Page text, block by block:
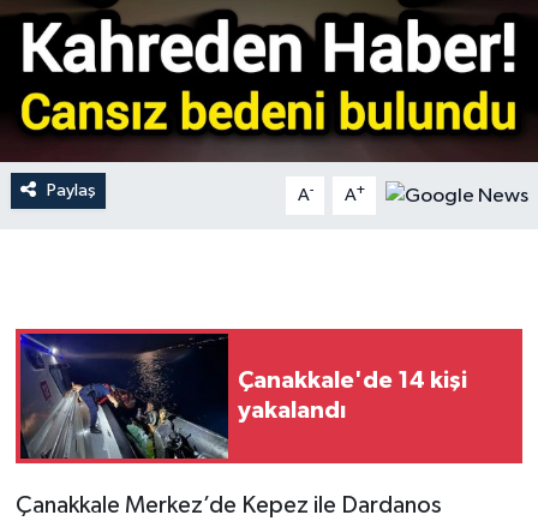
Paylaş A- A+
Çanakkale'de 14 kişi
yakalandı
Çanakkale Merkez’de Kepez ile Dardanos
Kültür Sanat
Magazin
Otomobil
Sağlık
Siyaset